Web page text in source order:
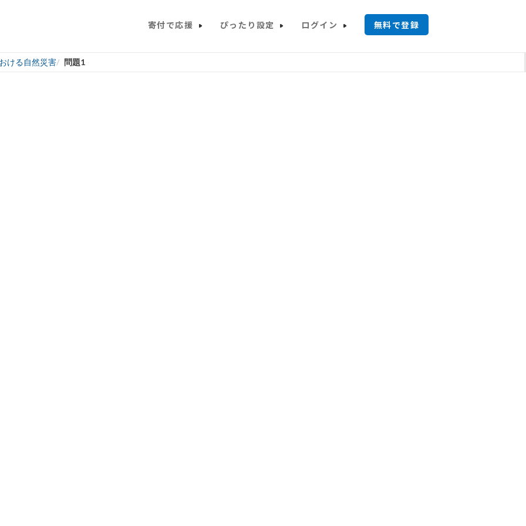
寄付で応援 ぴったり設定 ログイン 無料で登録
ける自然災害 問題1